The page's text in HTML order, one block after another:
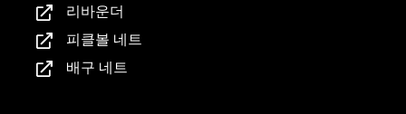
리바운더
피클볼 네트
배구 네트